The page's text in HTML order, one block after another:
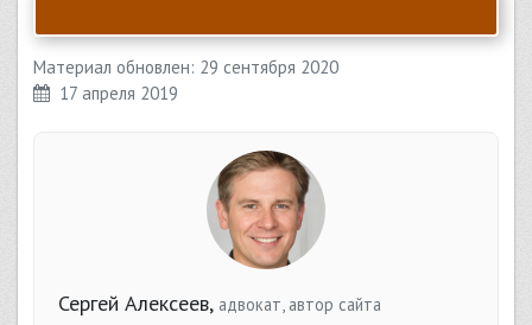
Материал обновлен: 29 сентября 2020
17 апреля 2019
Сергей Алексеев, адвокат, автор сайта